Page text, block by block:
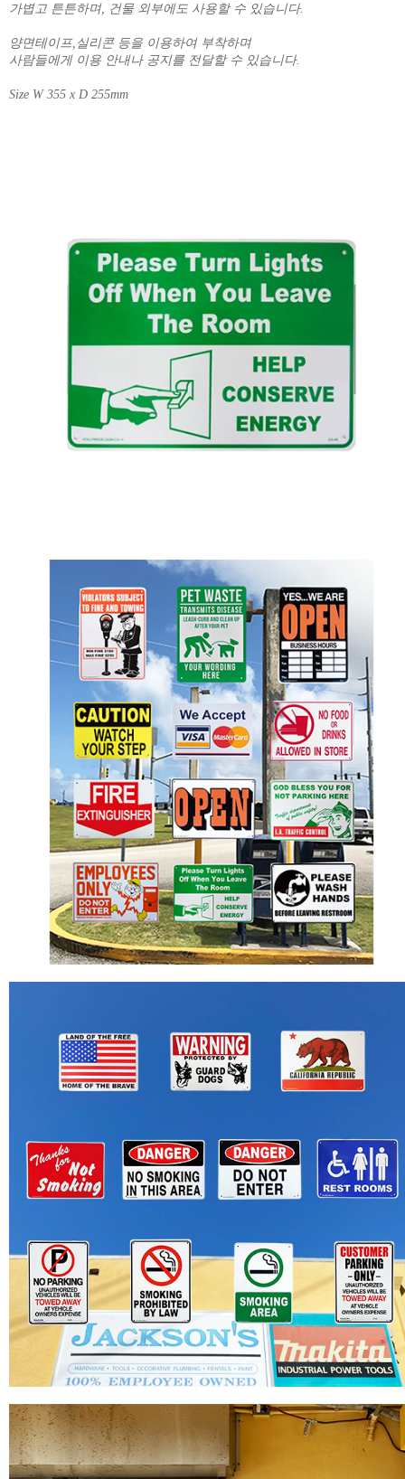
가볍고 튼튼하며, 건물 외부에도 사용할 수 있습니다.
양면테이프,실리콘 등을 이용하여 부착하며
사람들에게 이용 안내나 공지를 전달할 수 있습니다.
Size W 355 x D 255mm